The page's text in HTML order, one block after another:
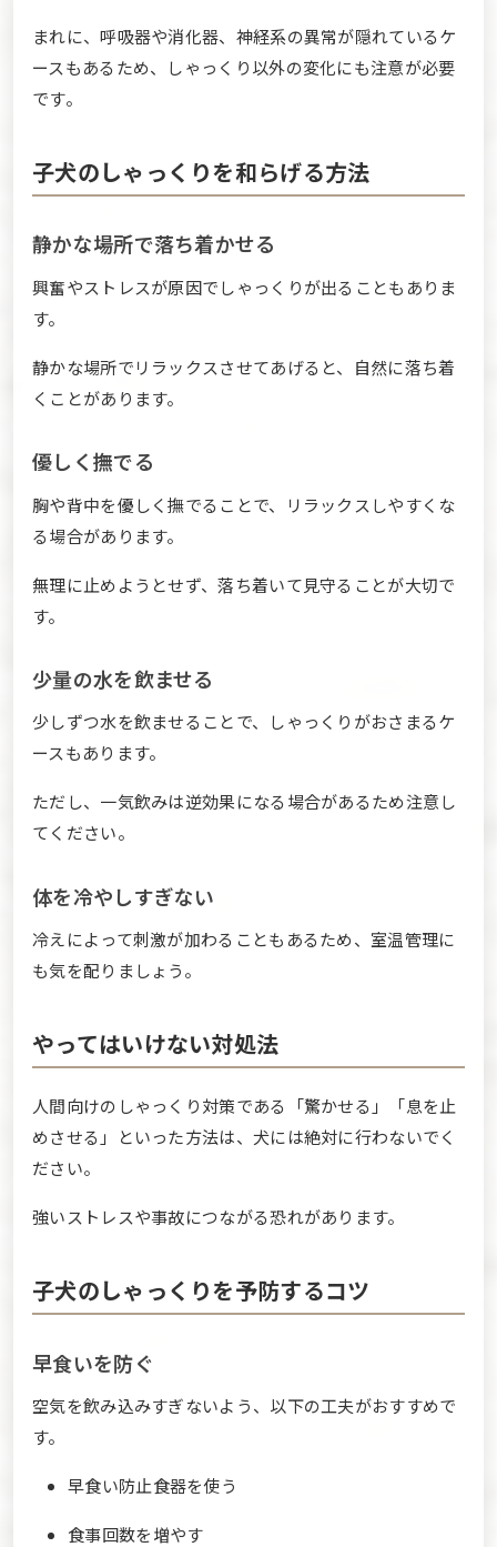
まれに、呼吸器や消化器、神経系の異常が隠れているケ
ースもあるため、しゃっくり以外の変化にも注意が必要
です。
子犬のしゃっくりを和らげる方法
静かな場所で落ち着かせる
興奮やストレスが原因でしゃっくりが出ることもありま
す。
静かな場所でリラックスさせてあげると、自然に落ち着
くことがあります。
優しく撫でる
胸や背中を優しく撫でることで、リラックスしやすくな
る場合があります。
無理に止めようとせず、落ち着いて見守ることが大切で
す。
少量の水を飲ませる
少しずつ水を飲ませることで、しゃっくりがおさまるケ
ースもあります。
ただし、一気飲みは逆効果になる場合があるため注意し
てください。
体を冷やしすぎない
冷えによって刺激が加わることもあるため、室温管理に
も気を配りましょう。
やってはいけない対処法
人間向けのしゃっくり対策である「驚かせる」「息を止
めさせる」といった方法は、犬には絶対に行わないでく
ださい。
強いストレスや事故につながる恐れがあります。
子犬のしゃっくりを予防するコツ
早食いを防ぐ
空気を飲み込みすぎないよう、以下の工夫がおすすめで
す。
早食い防止食器を使う
食事回数を増やす